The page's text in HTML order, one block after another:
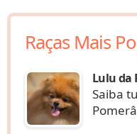
Raças Mais
Lulu da
Saiba